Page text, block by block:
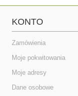
KONTO
Zamówienia
Moje pokwitowania
Moje adresy
Dane osobowe